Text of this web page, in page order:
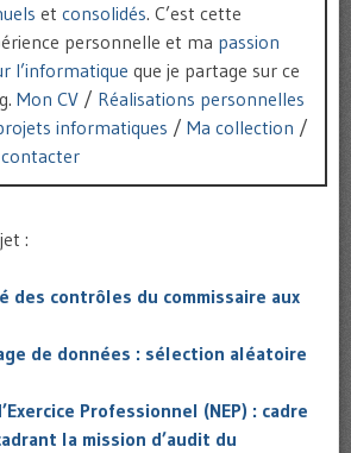
et consolidés. C’est cette
personnelle et ma passion
l’informatique que je partage sur ce
Mon CV / Réalisations personnelles
informatiques / Ma collection /
:
des contrôles du commissaire aux
de données : sélection aléatoire
Professionnel (NEP) : cadre
la mission d’audit du